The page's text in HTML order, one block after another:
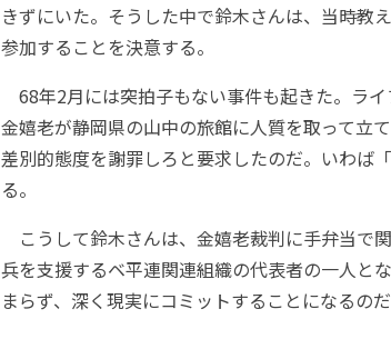
きずにいた。そうした中で鈴木さんは、当時教
参加することを決意する。
68年2月には突拍子もない事件も起きた。ラ
金嬉老が静岡県の山中の旅館に人質を取って立
差別的態度を謝罪しろと要求したのだ。いわば
る。
こうして鈴木さんは、金嬉老裁判に手弁当で
兵を支援するベ平連関連組織の代表者の一人と
まらず、深く現実にコミットすることになるのだ